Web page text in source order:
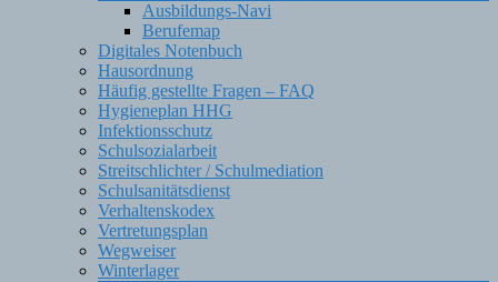
Ausbildungs-Navi
Berufemap
Digitales Notenbuch
Hausordnung
Häufig gestellte Fragen – FAQ
Hygieneplan HHG
Infektionsschutz
Schulsozialarbeit
Streitschlichter / Schulmediation
Schulsanitätsdienst
Verhaltenskodex
Vertretungsplan
Wegweiser
Winterlager